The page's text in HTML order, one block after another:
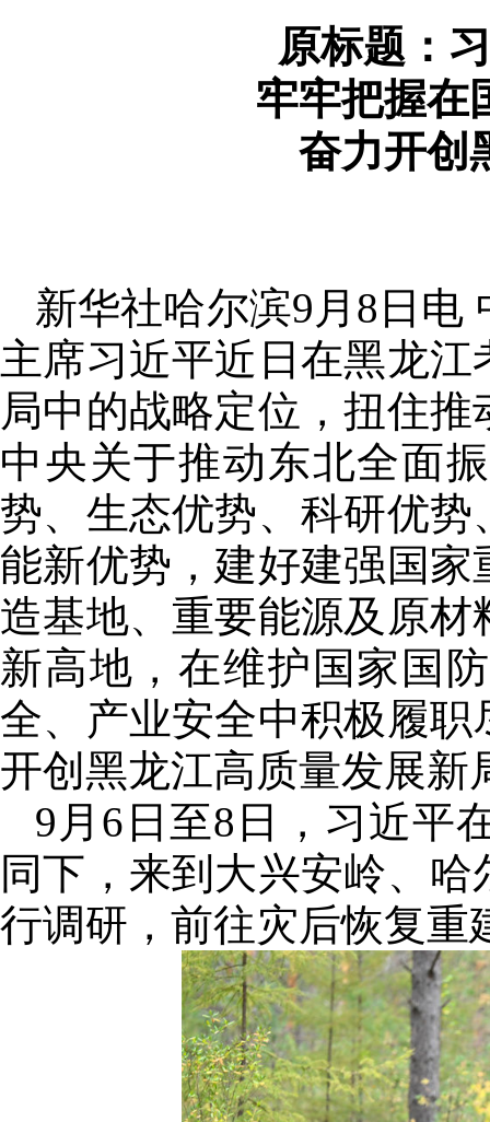
原标题：
牢牢把握在
奋力开创
新华社哈尔滨9月8日电
主席习近平近日在黑龙
局中的战略定位，扭住
中央关于推动东北全面
势、生态优势、科研优
能新优势，建好建强国
造基地、重要能源及原
新高地，在维护国家国
全、产业安全中积极履
开创黑龙江高质量发展新
9月6日至8日，习近平
同下，来到大兴安岭、
行调研，前往灾后恢复重